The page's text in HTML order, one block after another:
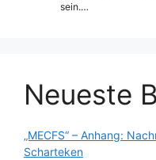
sein.…
Neueste
„MECFS“ – Anhang:
Scharteken